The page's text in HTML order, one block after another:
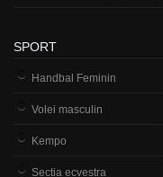
SPORT
Handbal Feminin
Volei masculin
Kempo
Sectia ecvestra